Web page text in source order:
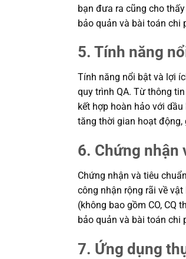
bạn đưa ra cũng cho
bảo quản và bài toán chi
5. Tính năng
Tính năng nổi bật và lợi
quy trình QA. Từ thông
kết hợp hoàn hảo với
tăng thời gian hoạt động,
6. Chứng nhận
Chứng nhận và tiêu
công nhận rộng rãi về
(không bao gồm CO, CQ
bảo quản và bài toán chi
7. Ứng dụng